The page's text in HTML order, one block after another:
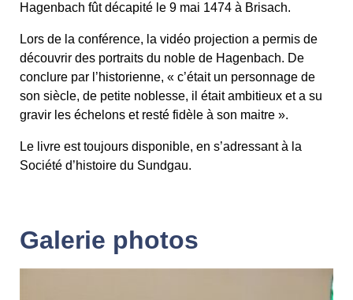
Hagenbach fût décapité le 9 mai 1474 à Brisach.
Lors de la conférence, la vidéo projection a permis de
découvrir des portraits du noble de Hagenbach. De
conclure par l’historienne, « c’était un personnage de
son siècle, de petite noblesse, il était ambitieux et a su
gravir les échelons et resté fidèle à son maitre ».
Le livre est toujours disponible, en s’adressant à la
Société d’histoire du Sundgau.
Galerie photos